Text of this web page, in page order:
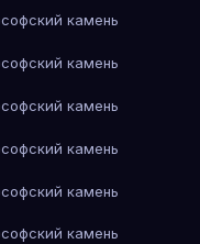
камень
камень
камень
камень
камень
камень